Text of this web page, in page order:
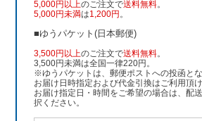
5,000円以上のご注文で送料無料。
5,000円未満は1,200円 。
■ゆうパケット(日本郵便)
3,500円以上のご注文で送料無料。
3,500円未満は全国一律220円。
※ゆうパケットは、郵便ポストへの投函とな
お届け日時指定および代金引換はご利用頂け
お届け指定日・時間をご希望の場合は、配
択ください。